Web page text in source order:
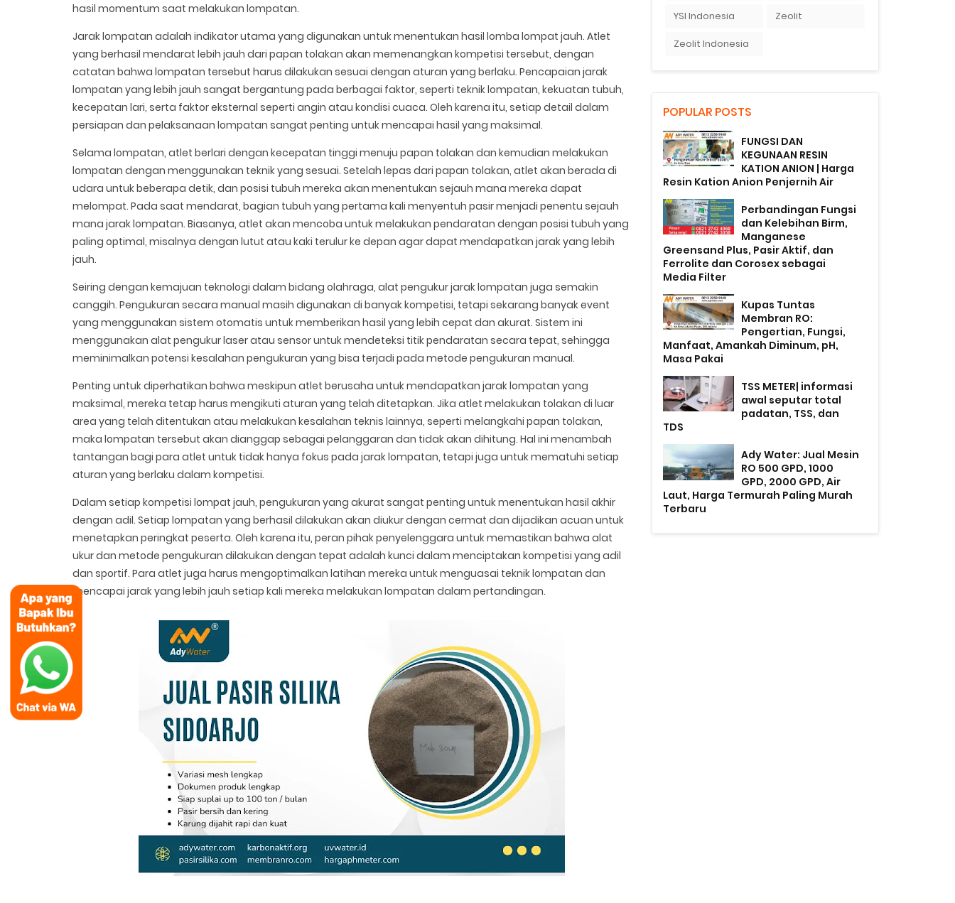
hasil momentum saat melakukan lompatan.
Jarak lompatan adalah indikator utama yang digunakan untuk menentukan hasil lomba lompat jauh. Atlet
yang berhasil mendarat lebih jauh dari papan tolakan akan memenangkan kompetisi tersebut, dengan
catatan bahwa lompatan tersebut harus dilakukan sesuai dengan aturan yang berlaku. Pencapaian jarak
lompatan yang lebih jauh sangat bergantung pada berbagai faktor, seperti teknik lompatan, kekuatan tubuh,
kecepatan lari, serta faktor eksternal seperti angin atau kondisi cuaca. Oleh karena itu, setiap detail dalam
persiapan dan pelaksanaan lompatan sangat penting untuk mencapai hasil yang maksimal.
Selama lompatan, atlet berlari dengan kecepatan tinggi menuju papan tolakan dan kemudian melakukan
lompatan dengan menggunakan teknik yang sesuai. Setelah lepas dari papan tolakan, atlet akan berada di
udara untuk beberapa detik, dan posisi tubuh mereka akan menentukan sejauh mana mereka dapat
melompat. Pada saat mendarat, bagian tubuh yang pertama kali menyentuh pasir menjadi penentu sejauh
mana jarak lompatan. Biasanya, atlet akan mencoba untuk melakukan pendaratan dengan posisi tubuh yang
paling optimal, misalnya dengan lutut atau kaki terulur ke depan agar dapat mendapatkan jarak yang lebih
jauh.
Seiring dengan kemajuan teknologi dalam bidang olahraga, alat pengukur jarak lompatan juga semakin
canggih. Pengukuran secara manual masih digunakan di banyak kompetisi, tetapi sekarang banyak event
yang menggunakan sistem otomatis untuk memberikan hasil yang lebih cepat dan akurat. Sistem ini
menggunakan alat pengukur laser atau sensor untuk mendeteksi titik pendaratan secara tepat, sehingga
meminimalkan potensi kesalahan pengukuran yang bisa terjadi pada metode pengukuran manual.
Penting untuk diperhatikan bahwa meskipun atlet berusaha untuk mendapatkan jarak lompatan yang
maksimal, mereka tetap harus mengikuti aturan yang telah ditetapkan. Jika atlet melakukan tolakan di luar
area yang telah ditentukan atau melakukan kesalahan teknis lainnya, seperti melangkahi papan tolakan,
maka lompatan tersebut akan dianggap sebagai pelanggaran dan tidak akan dihitung. Hal ini menambah
tantangan bagi para atlet untuk tidak hanya fokus pada jarak lompatan, tetapi juga untuk mematuhi setiap
aturan yang berlaku dalam kompetisi.
Dalam setiap kompetisi lompat jauh, pengukuran yang akurat sangat penting untuk menentukan hasil akhir
dengan adil. Setiap lompatan yang berhasil dilakukan akan diukur dengan cermat dan dijadikan acuan untuk
menetapkan peringkat peserta. Oleh karena itu, peran pihak penyelenggara untuk memastikan bahwa alat
ukur dan metode pengukuran dilakukan dengan tepat adalah kunci dalam menciptakan kompetisi yang adil
dan sportif. Para atlet juga harus mengoptimalkan latihan mereka untuk menguasai teknik lompatan dan
mencapai jarak yang lebih jauh setiap kali mereka melakukan lompatan dalam pertandingan.
YSI Indonesia Zeolit
Zeolit Indonesia
POPULAR POSTS
FUNGSI DAN
KEGUNAAN RESIN
KATION ANION | Harga
Resin Kation Anion Penjernih Air
Perbandingan Fungsi
dan Kelebihan Birm,
Manganese
Greensand Plus, Pasir Aktif, dan
Ferrolite dan Corosex sebagai
Media Filter
Kupas Tuntas
Membran RO:
Pengertian, Fungsi,
Manfaat, Amankah Diminum, pH,
Masa Pakai
TSS METER| informasi
awal seputar total
padatan, TSS, dan
TDS
Ady Water: Jual Mesin
RO 500 GPD, 1000
GPD, 2000 GPD, Air
Laut, Harga Termurah Paling Murah
Terbaru